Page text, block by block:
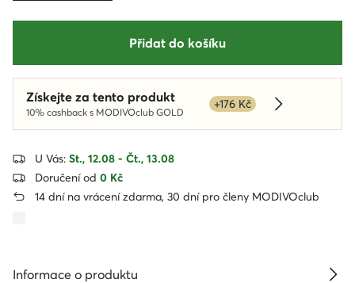
Přidat do košíku
Získejte za tento produkt
10% cashback s MODIVOclub GOLD
+176 Kč
Dowiedz się
U Vás: St., 12.08 - Čt., 13.08
Doručení od 0 Kč
14 dní na vrácení zdarma, 30 dní pro členy MODIVOclub
Informace o produktu